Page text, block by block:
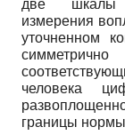
две шкалы
измерения
уточненном
человека
границы